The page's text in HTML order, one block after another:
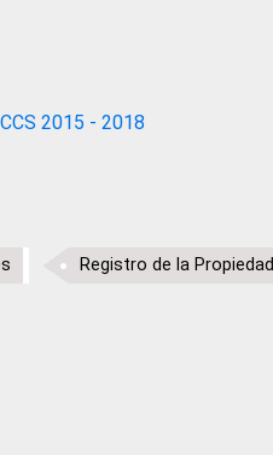
2015 - 2018
Registro de la Propiedad